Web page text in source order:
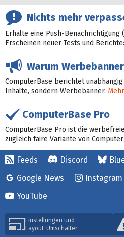
Nichts mehr
Erhalte eine Push-
Erscheinen neuer Tests und Berichte:
Warum
ComputerBase berichtet
Inhalte, sondern Werbebanner.
ComputerBase Pro
ComputerBase Pro ist die
zugleich faire Variante von
Feeds Discord
Google News
Instagram
YouTube
Einstellungen und
Layout-Umschalter